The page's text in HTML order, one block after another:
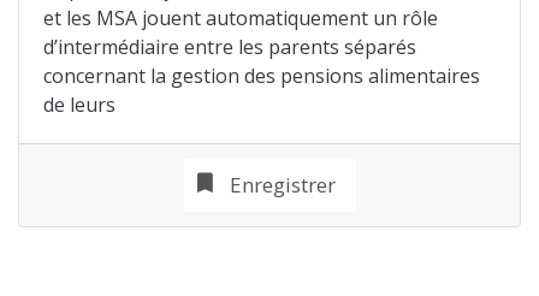
et les MSA jouent automatiquement un rôle
d’intermédiaire entre les parents séparés
concernant la gestion des pensions alimentaires
de leurs
Enregistrer